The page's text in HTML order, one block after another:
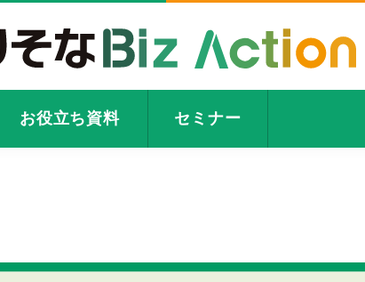
お役立ち資料 セミナー